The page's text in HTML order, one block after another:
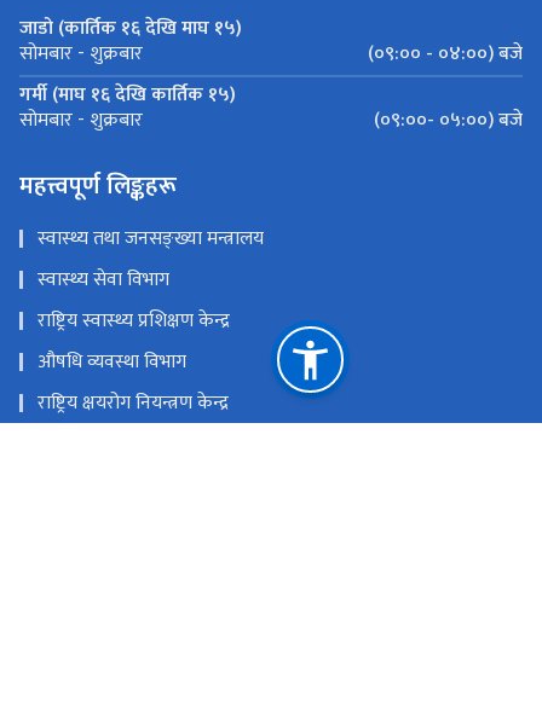
जाडो (कार्तिक १६ देखि माघ १५)
सोमबार - शुक्रबार
(०९:०० - ०४:००) बजे
गर्मी (माघ १६ देखि कार्तिक १५)
सोमबार - शुक्रबार (०९:००- ०५:००) बजे
महत्त्वपूर्ण लिङ्कहरू
स्वास्थ्य तथा जनसङ्ख्या मन्त्रालय
स्वास्थ्य सेवा विभाग
राष्ट्रिय स्वास्थ्य प्रशिक्षण केन्द्र
औषधि व्यवस्था विभाग
राष्ट्रिय क्षयरोग नियन्त्रण केन्द्र